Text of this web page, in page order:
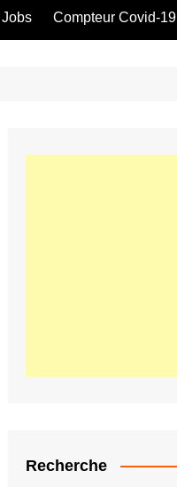
Jobs Compteur Covid-19
Recherche